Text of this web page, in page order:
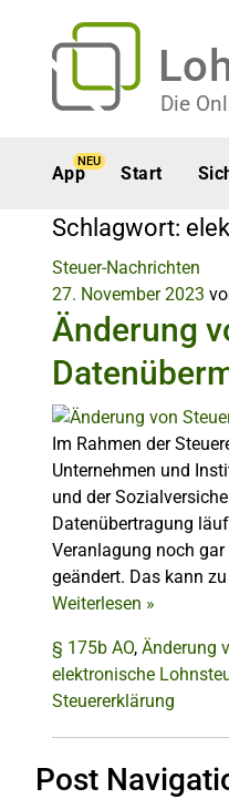
Die
App
NEU
Start
Schlagwort:
Steuer-Nachrichten
27. November 2023
Änderung
Im Rahmen der
Unternehmen und
und der
Datenübertragung
Veranlagung noch
geändert. Das kann
Weiterlesen »
§ 175b AO, Änderung
elektronische
Steuererklärung
Post